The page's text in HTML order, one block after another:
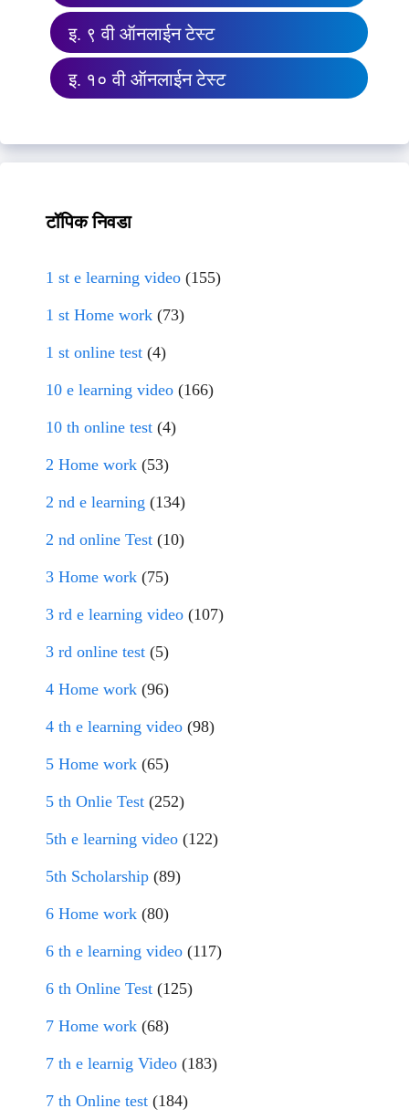
इ. ९ वी ऑनलाईन टेस्ट
इ. १० वी ऑनलाईन टेस्ट
टॉपिक निवडा
1 st e learning video (155)
1 st Home work (73)
1 st online test (4)
10 e learning video (166)
10 th online test (4)
2 Home work (53)
2 nd e learning (134)
2 nd online Test (10)
3 Home work (75)
3 rd e learning video (107)
3 rd online test (5)
4 Home work (96)
4 th e learning video (98)
5 Home work (65)
5 th Onlie Test (252)
5th e learning video (122)
5th Scholarship (89)
6 Home work (80)
6 th e learning video (117)
6 th Online Test (125)
7 Home work (68)
7 th e learnig Video (183)
7 th Online test (184)